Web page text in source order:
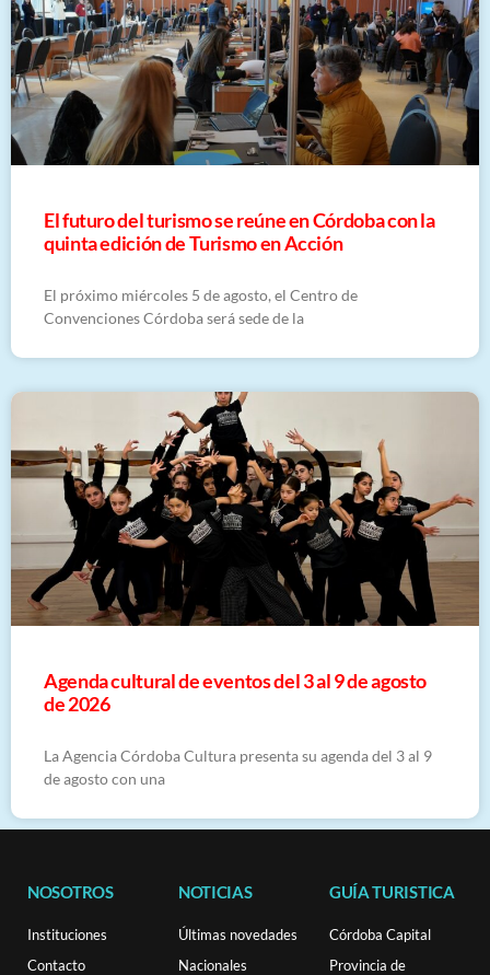
El futuro del turismo se reúne en Córdoba con la
quinta edición de Turismo en Acción
El próximo miércoles 5 de agosto, el Centro de
Convenciones Córdoba será sede de la
​Agenda cultural de eventos del 3 al 9 de agosto
de 2026
La Agencia Córdoba Cultura presenta su agenda del 3 al 9
de agosto con una
NOSOTROS
Instituciones
Contacto
NOTICIAS
Últimas novedades
Nacionales
GUÍA TURISTICA
Córdoba Capital
Provincia de